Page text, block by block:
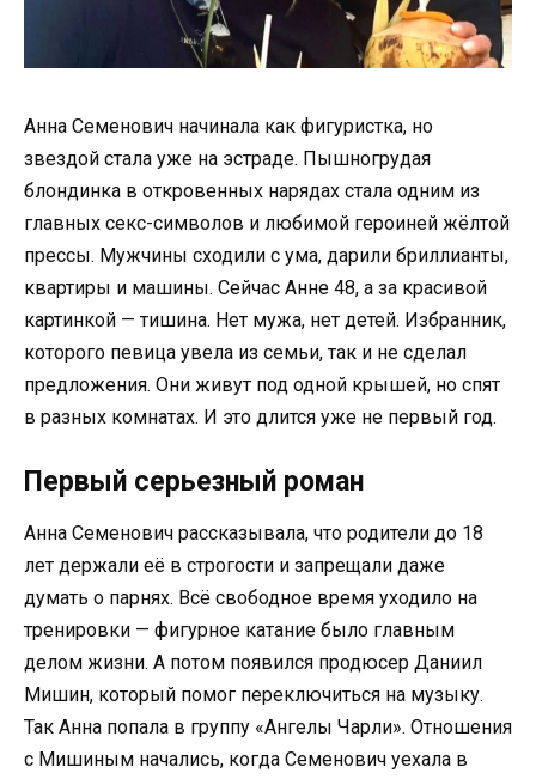
Анна Семенович начинала как фигуристка, но
звездой стала уже на эстраде. Пышногрудая
блондинка в откровенных нарядах стала одним из
главных секс-символов и любимой героиней жёлтой
прессы. Мужчины сходили с ума, дарили бриллианты,
квартиры и машины. Сейчас Анне 48, а за красивой
картинкой — тишина. Нет мужа, нет детей. Избранник,
которого певица увела из семьи, так и не сделал
предложения. Они живут под одной крышей, но спят
в разных комнатах. И это длится уже не первый год.
Первый серьезный роман
Анна Семенович рассказывала, что родители до 18
лет держали её в строгости и запрещали даже
думать о парнях. Всё свободное время уходило на
тренировки — фигурное катание было главным
делом жизни. А потом появился продюсер Даниил
Мишин, который помог переключиться на музыку.
Так Анна попала в группу «Ангелы Чарли». Отношения
с Мишиным начались, когда Семенович уехала в